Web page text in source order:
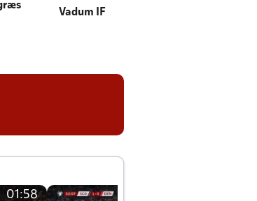
Vadum IF
01:58